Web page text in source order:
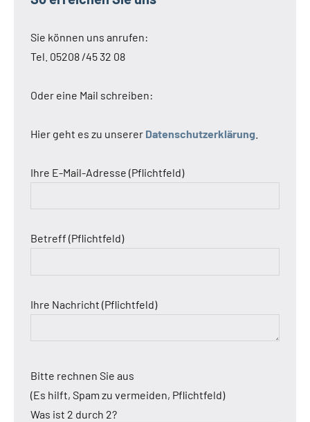
Sie können uns anrufen:
Tel. 05208 /45 32 08
Oder eine Mail schreiben:
Hier geht es zu unserer Datenschutzerklärung
Ihre E-Mail-Adresse (Pflichtfeld)
Betreff (Pflichtfeld)
Ihre Nachricht (Pflichtfeld)
Bitte rechnen Sie aus
(Es hilft, Spam zu vermeiden, Pflichtfeld)
Was ist 2 durch 2?